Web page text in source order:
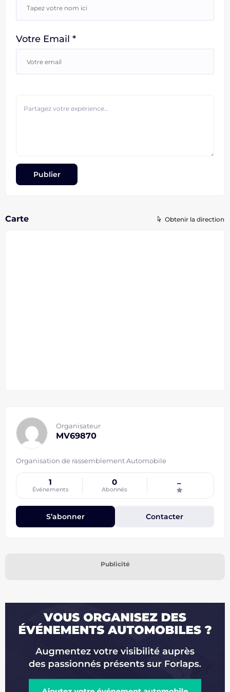
Votre Email *
Carte Obtenir la direction
Organisateur
MV69870
Organisation de rassemblement Automobile
1
Événements
0
Abonnés
–
S’abonner Contacter
Publicité